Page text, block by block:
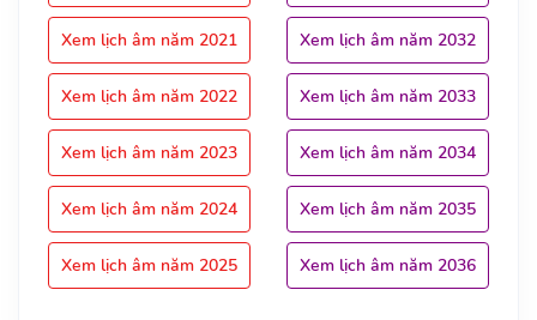
Xem lịch âm năm 2021
Xem lịch âm năm 2022
Xem lịch âm năm 2023
Xem lịch âm năm 2024
Xem lịch âm năm 2025
Xem lịch âm năm 2032
Xem lịch âm năm 2033
Xem lịch âm năm 2034
Xem lịch âm năm 2035
Xem lịch âm năm 2036